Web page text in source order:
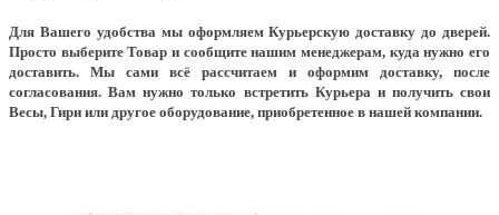
Для Вашего удобства мы оформляем Курьерскую доставку до дверей.
Просто выберите Товар и сообщите нашим менеджерам, куда нужно его
доставить. Мы сами всё рассчитаем и оформим доставку, после
согласования. Вам нужно только встретить Курьера и получить свои
Весы, Гири или другое оборудование, приобретенное в нашей компании.